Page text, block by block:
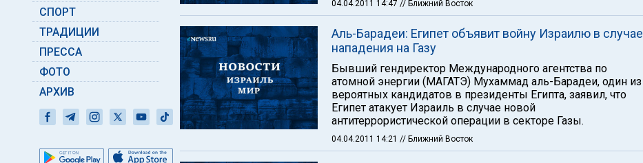
СПОРТ
ТРАДИЦИИ
ПРЕССА
ФОТО
АРХИВ
04.04.2011 14:47 // Ближний Восток
Аль-Барадеи: Египет объявит войну Израилю в случае
нападения на Газу
Бывший гендиректор Международного агентства по
атомной энергии (МАГАТЭ) Мухаммад аль-Барадеи, один из
вероятных кандидатов в президенты Египта, заявил, что
Египет атакует Израиль в случае новой
антитеррористической операции в секторе Газы.
04.04.2011 14:21 // Ближний Восток